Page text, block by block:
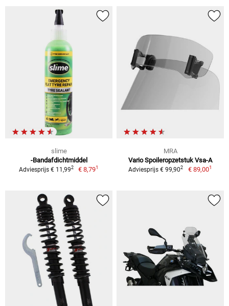
slime
-Bandafdichtmiddel
Adviesprijs € 11,992 € 8,791
MRA
Vario Spoileropzetstuk Vsa-A
Adviesprijs € 99,902 € 89,001